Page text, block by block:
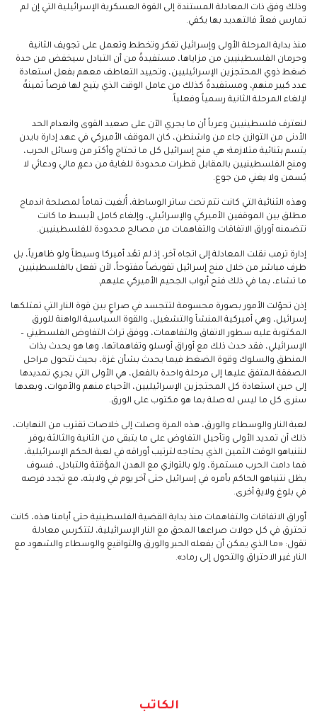
وذلك وفق ذات المعادلة المستندة إلى القوة العسكرية الإسرائيلية التي إن لم
تمارس فعلاً فالتهديد بها يكفي.
منذ بداية المرحلة الأولى وإسرائيل تفكر وتخطط وتعمل على تجويف الثانية
وحرمان الفلسطينيين من مزاياها، مستفيدةً من أن التبادل سيخفض من حدة
ضغط ذوي المحتجزين الإسرائيليين، وتحييد التعاطف معهم بفعل استعادة
عدد كبير منهم، ومستفيدةً كذلك من عامل الوقت الذي يتيح لها فرصاً ثمينةً
لإلغاء المرحلة الثانية رسمياً وفعلياً.
لنعترف فلسطينيين وعرباً أن ما يجري الآن على صعيد القوى وانعدام الحد
الأدنى من التوازن جاء من واشنطن، كان الموقف الأميركي في عهد إدارة بايدن
يتسم بثنائية متلازمة؛ هي منح إسرائيل كل ما تحتاج وأكثر من وسائل الحرب،
ومنح الفلسطينيين بالمقابل قطرات محدودة للغاية من دعمٍ مالي ودعائي لا
يُسمن ولا يغني من جوع.
وهذه الثنائية التي كانت تتم تحت ساتر الوساطة، أُلغيت تماماً لمصلحة اندماج
مطلق بين الموقفين الأميركي والإسرائيلي، وإلغاء كامل لأبسط ما كانت
تتضمنه أوراق الاتفاقات والتفاهمات من مصالح محدودة للفلسطينيين.
إدارة ترمب نقلت المعادلة إلى اتجاه آخر، إذ لم تعُد أميركا وسيطاً ولو ظاهرياً، بل
طرف مباشر من خلال منح إسرائيل تفويضاً مفتوحاً، لأن تفعل بالفلسطينيين
ما تشاء، بما في ذلك فتح أبواب الجحيم الأميركي عليهم.
إذن تحوّلت الأمور بصورة محسومة لتتجسد في صراعٍ بين قوة النار التي تمتلكها
إسرائيل، وهي أميركية المنشأ والتشغيل، والقوة السياسية الواهنة للورق
المكتوبة عليه سطور الاتفاق والتفاهمات، ووفق تراث التفاوض الفلسطيني –
الإسرائيلي، فقد حدث ذلك مع أوراق أوسلو وتفاهماتها، وها هو يحدث بذات
المنطق والسلوك وقوة الضغط فيما يحدث بشأن غزة، بحيث تتحول مراحل
الصفقة المتفق عليها إلى مرحلة واحدة بالفعل، هي الأولى التي يجري تمديدها
إلى حين استعادة كل المحتجزين الإسرائيليين، الأحياء منهم والأموات، وبعدها
سنرى كل ما ليس له صلة بما هو مكتوب على الورق.
لعبة النار والوسطاء والورق، هذه المرة وصلت إلى خلاصات تقترب من النهايات،
ذلك أن تمديد الأولى وتأجيل التفاوض على ما يتبقى من الثانية والثالثة يوفر
لنتنياهو الوقت الثمين الذي يحتاجه لترتيب أوراقه في لعبة الحكم الإسرائيلية،
فما دامت الحرب مستمرة، ولو بالتوازي مع الهدن المؤقتة والتبادل، فسوف
يظل نتنياهو الحاكم بأمره في إسرائيل حتى آخر يوم في ولايته، مع تجدد فرصه
في بلوغ ولايةٍ أخرى.
أوراق الاتفاقات والتفاهمات منذ بداية القضية الفلسطينية حتى أيامنا هذه، كانت
تحترق في كل جولات صراعها المحق مع النار الإسرائيلية، لتتكرس معادلة
تقول: «ما الذي يمكن أن يفعله الحبر والورق والتواقيع والوسطاء والشهود مع
النار غير الاحتراق والتحول إلى رماد».
الكاتب